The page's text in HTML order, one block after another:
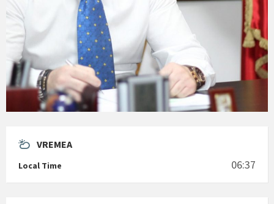
VREMEA
Local Time 06:37